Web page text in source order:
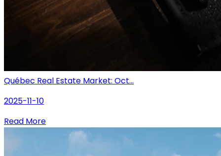
Québec Real Estate Market: Oct...
2025-11-10
Read More